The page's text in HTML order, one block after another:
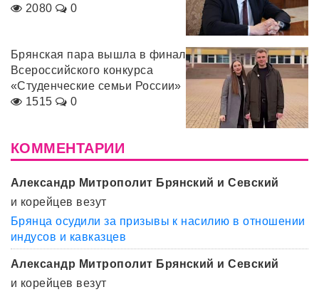
2080
0
Брянская пара вышла в финал
Всероссийского конкурса
«Студенческие семьи России»
1515
0
КОММЕНТАРИИ
Александр Митрополит Брянский и Севский
и корейцев везут
Брянца осудили за призывы к насилию в отношении
индусов и кавказцев
Александр Митрополит Брянский и Севский
и корейцев везут